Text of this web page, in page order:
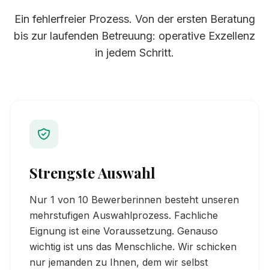
Ein fehlerfreier Prozess. Von der ersten Beratung
bis zur laufenden Betreuung: operative Exzellenz
in jedem Schritt.
Strengste Auswahl
Nur 1 von 10 Bewerberinnen besteht unseren
mehrstufigen Auswahlprozess. Fachliche
Eignung ist eine Voraussetzung. Genauso
wichtig ist uns das Menschliche. Wir schicken
nur jemanden zu Ihnen, dem wir selbst